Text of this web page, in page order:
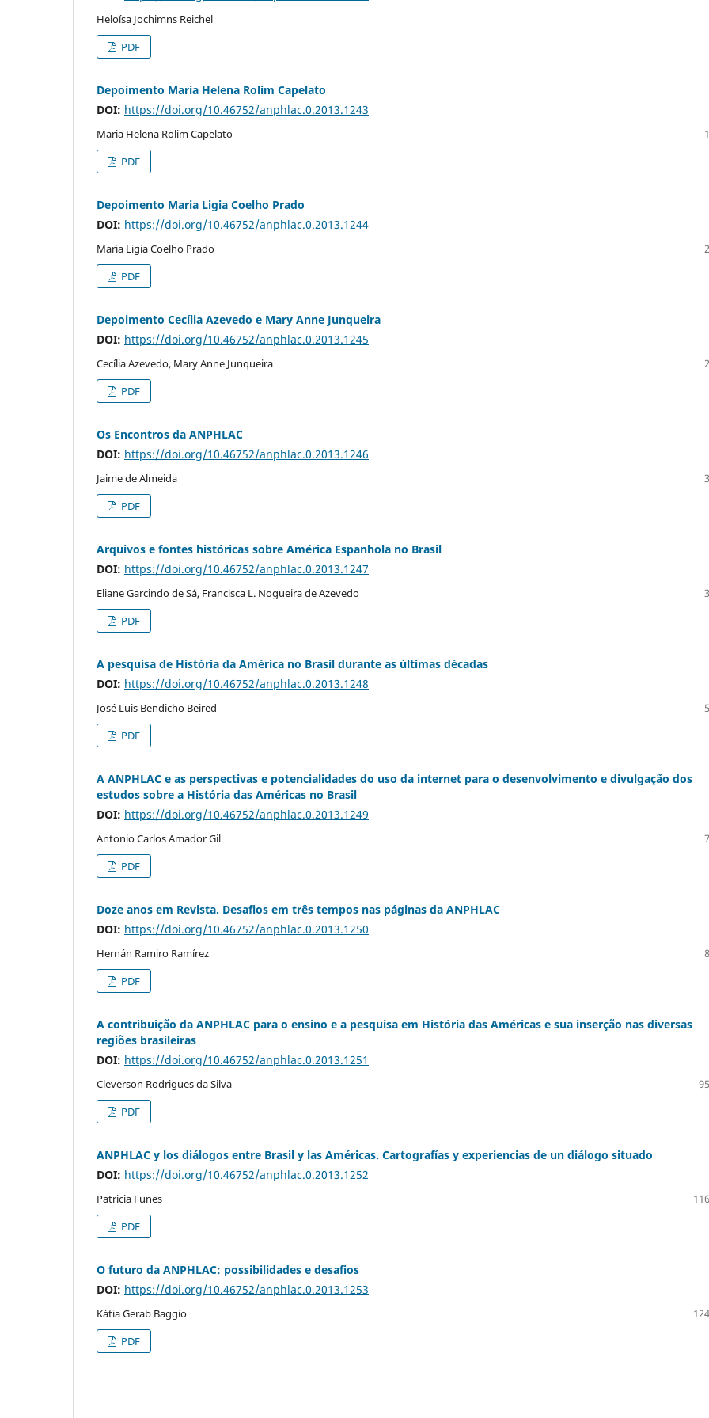
Heloísa Jochimns Reichel
PDF
Depoimento Maria Helena Rolim Capelato
DOI: https://doi.org/10.46752/anphlac.0.2013.1243
Maria Helena Rolim Capelato
PDF
Depoimento Maria Ligia Coelho Prado
DOI: https://doi.org/10.46752/anphlac.0.2013.1244
Maria Ligia Coelho Prado
PDF
Depoimento Cecília Azevedo e Mary Anne Junqueira
DOI: https://doi.org/10.46752/anphlac.0.2013.1245
Cecília Azevedo, Mary Anne Junqueira
PDF
Os Encontros da ANPHLAC
DOI: https://doi.org/10.46752/anphlac.0.2013.1246
Jaime de Almeida
PDF
Arquivos e fontes históricas sobre América Espanhola no Brasil
DOI: https://doi.org/10.46752/anphlac.0.2013.1247
Eliane Garcindo de Sá, Francisca L. Nogueira de Azevedo
PDF
A pesquisa de História da América no Brasil durante as últimas décadas
DOI: https://doi.org/10.46752/anphlac.0.2013.1248
José Luis Bendicho Beired
PDF
A ANPHLAC e as perspectivas e potencialidades do uso da internet para o desenvolvimento e divulgação dos
estudos sobre a História das Américas no Brasil
DOI: https://doi.org/10.46752/anphlac.0.2013.1249
Antonio Carlos Amador Gil
PDF
Doze anos em Revista. Desafios em três tempos nas páginas da ANPHLAC
DOI: https://doi.org/10.46752/anphlac.0.2013.1250
Hernán Ramiro Ramírez
PDF
A contribuição da ANPHLAC para o ensino e a pesquisa em História das Américas e sua inserção nas diversas
regiões brasileiras
DOI: https://doi.org/10.46752/anphlac.0.2013.1251
Cleverson Rodrigues da Silva
PDF
ANPHLAC y los diálogos entre Brasil y las Américas. Cartografías y experiencias de un diálogo situado
DOI: https://doi.org/10.46752/anphlac.0.2013.1252
Patricia Funes
PDF
O futuro da ANPHLAC: possibilidades e desafios
DOI: https://doi.org/10.46752/anphlac.0.2013.1253
Kátia Gerab Baggio
PDF